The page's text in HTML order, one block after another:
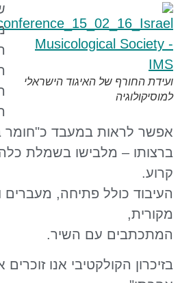
ועידת החורף של האיגוד הישראלי
למוסיקולוגיה
אפשר לראות במעבד כ"חומר
ברצותו – מלבישו בשמלת
קרוע.
העיבוד כולל פתיחה, מעברים
מקורית,
המתכתבים עם השיר.
בזיכרון הקולקטיבי אנו